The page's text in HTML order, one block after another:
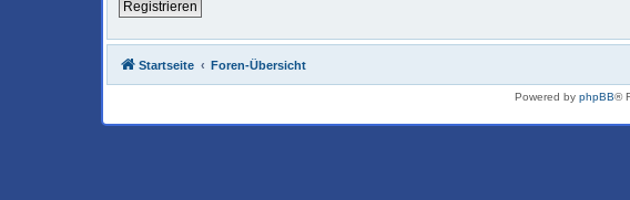
Registrieren
Startseite Foren-Übersicht
Powered by phpBB®